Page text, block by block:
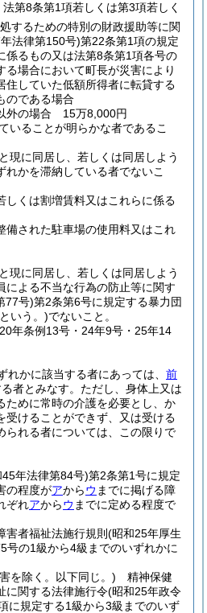
第8条第1項若しくは第3項若しく
するための特別の財政援助等に関
法律第150号)第22条第1項の規定
係るもの又は法第8条第1項各号の
る場合において町長が災害により
住していた低額所得者に転貸する
のである場合
外の場合 15万8,000円
いることが明らかな者であるこ
現に同居し、若しくは同居しよう
れかを滞納している者でないこ
しくは割増賃料又はこれらに係る
備された駐車場の使用料又はこれ
現に同居し、若しくは同居しよう
による不当な行為の防止等に関す
77号)第2条第6号に規定する暴力団
いう。)でないこと。
年条例13号・24年9号・25年14
れかに該当する者にあっては、 前
者とみなす。 ただし、身体上又は
ために常時の介護を必要とし、か
受けることができず、又は受ける
られる者については、この限りで
年法律第84号)第2条第1号に規定
の程度がアからウ までに掲げる障
ぞれアからウ までに定める程度で
者福祉法施行規則 (昭和25年厚生
号の1級から4級までのいずれかに
を除く。以下同じ。) 精神保健
に関する法律施行令(昭和25年政令
に規定する1級から3級までのいず